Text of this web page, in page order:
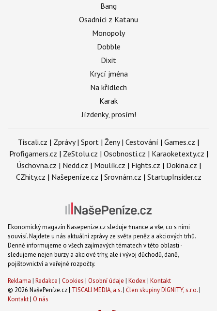
Bang
Osadníci z Katanu
Monopoly
Dobble
Dixit
Krycí jména
Na křídlech
Karak
Jízdenky, prosím!
Tiscali.cz | Zprávy| Sport | Ženy| Cestování | Games.cz |
Profigamers.cz | ZeStolu.cz | Osobnosti.cz | Karaoketexty.cz |
Úschovna.cz | Nedd.cz | Moulík.cz | Fights.cz | Dokina.cz |
CZhity.cz | Našepeníze.cz | Srovnám.cz | StartupInsider.cz
Ekonomický magazín Nasepenize.cz sleduje finance a vše, co s nimi
souvisí. Najdete u nás aktuální zprávy ze světa peněz a akciových trhů.
Denně informujeme o všech zajímavých tématech v této oblasti -
sledujeme nejen burzy a akciové trhy, ale i vývoj důchodů, daně,
pojišťovnictví a veřejné rozpočty.
Reklama | Redakce | Cookies | Osobní údaje | Kodex | Kontakt
© 2026 NašePeníze.cz | TISCALI MEDIA, a.s.| Člen skupiny DIGNITY, s.r.o.|
Kontakt| O nás